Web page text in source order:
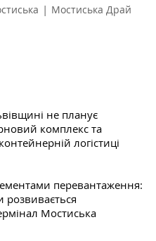
| Мостиська Драй
не планує
комплекс та
логістиці
перевантаження:
розвивається
Мостиська